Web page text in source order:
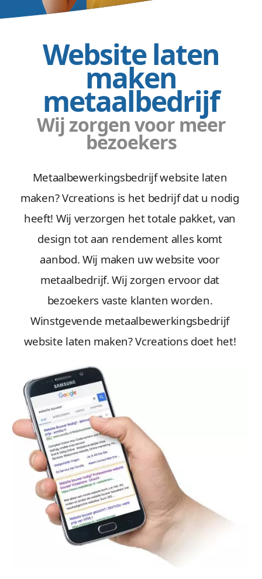
Website laten
maken
metaalbedrijf
Wij zorgen voor meer
bezoekers
Metaalbewerkingsbedrijf website laten
maken? Vcreations is het bedrijf dat u nodig
heeft! Wij verzorgen het totale pakket, van
design tot aan rendement alles komt
aanbod. Wij maken uw website voor
metaalbedrijf. Wij zorgen ervoor dat
bezoekers vaste klanten worden.
Winstgevende metaalbewerkingsbedrijf
website laten maken? Vcreations doet het!